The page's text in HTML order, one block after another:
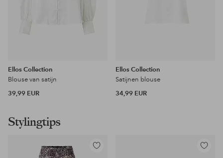
Ellos Collection
Blouse van satijn
39,99 EUR
Ellos Collection
Satijnen blouse
34,99 EUR
Stylingtips
Toevoegen